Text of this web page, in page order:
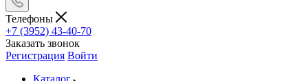
Телефоны
+7 (3952) 43-40-70
Заказать звонок
Регистрация Войти
Каталог